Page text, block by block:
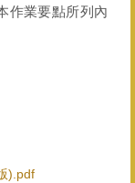
作業要點所列內
).pdf